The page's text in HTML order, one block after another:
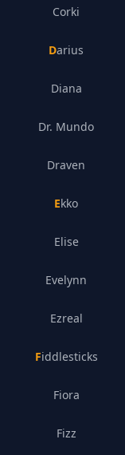
Corki
Darius
Diana
Dr. Mundo
Draven
Ekko
Elise
Evelynn
Ezreal
Fiddlesticks
Fiora
Fizz